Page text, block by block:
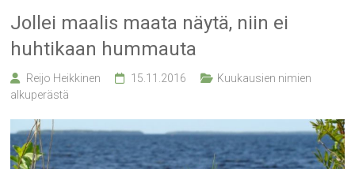
Jollei maalis maata näytä, niin ei
huhtikaan hummauta
Reijo Heikkinen 15.11.2016
Kuukausien nimien
alkuperästä